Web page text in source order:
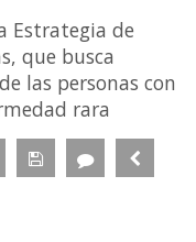
Estrategia de
que busca
las personas con
rara